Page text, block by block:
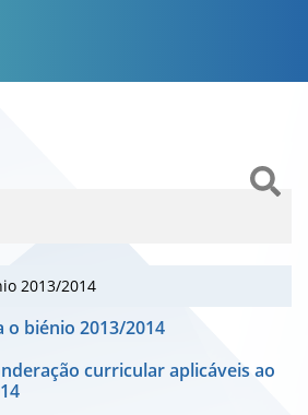
2013/2014
o biénio 2013/2014
curricular aplicáveis ao